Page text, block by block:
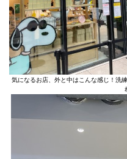
気になるお店、外と中はこんな感じ！洗